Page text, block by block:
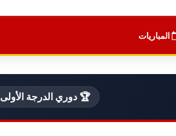
المباريات
🏆 دوري الدرجة الأولى